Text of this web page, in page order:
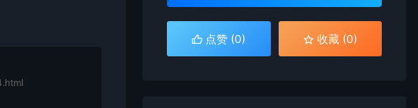
点赞 (0) 收藏 (0)